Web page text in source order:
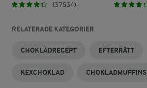
(37534)
RELATERADE KATEGORIER
CHOKLADRECEPT EFTERRÄTT
KEXCHOKLAD CHOKLADMUFFINS